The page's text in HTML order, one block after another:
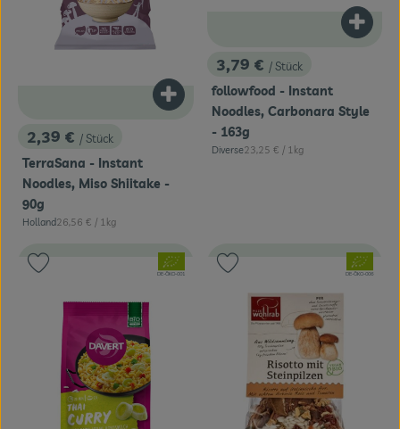
, Preis:
2,39 € / Stück
TerraSana - Instant
Noodles, Miso Shiitake -
90g
, Herkunft:
Holland, Referenzpreis:
26,56 € / 1kg
Produkt zum Warenkorb hinzufügen
, Preis:
3,79 € / Stück
followfood - Instant
Noodles, Carbonara Style
- 163g
, Herkunft:
Diverse, Referenzpreis:
23,25 € / 1kg
, Verband:
, Kontrollstelle:
DE-ÖKO-001
Produkt zu Favouriten hinzufügen
, Verband:
, Kontrollstelle:
DE-ÖKO-006
Produkt zu Favouriten hinzufügen